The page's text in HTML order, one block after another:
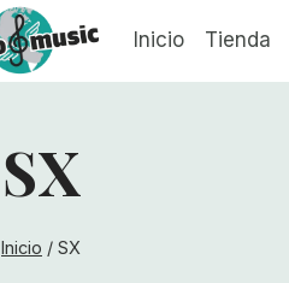
Inicio Tienda
SX
Inicio / SX